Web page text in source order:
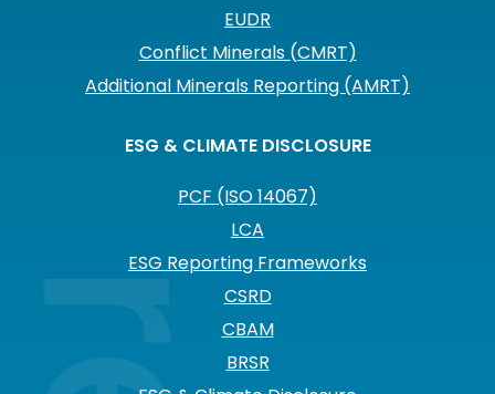
EUDR
Conflict Minerals (CMRT)
Additional Minerals Reporting (AMRT)
ESG & CLIMATE DISCLOSURE
PCF (ISO 14067)
LCA
ESG Reporting Frameworks
CSRD
CBAM
BRSR